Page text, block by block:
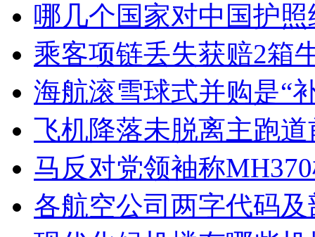
哪几个国家对中国护照
乘客项链丢失获赔2箱
海航滚雪球式并购是“
飞机降落未脱离主跑
马反对党领袖称
各航空公司两字代码